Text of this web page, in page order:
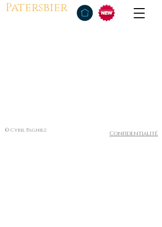
Patersbier
© Cyril Pagniez Confidentialité